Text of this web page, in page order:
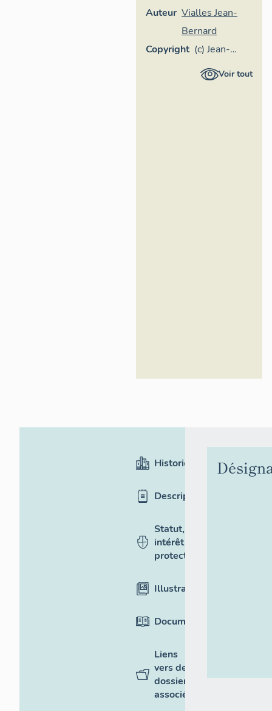
Auteur Vialles Jean-
Bernard
Copyright (c) Jean-
BernardVoir tout
Historique
Description
Statut,
intérêt et
protection
Illustrations
Documentation
Liens
vers des
dossiers
associés